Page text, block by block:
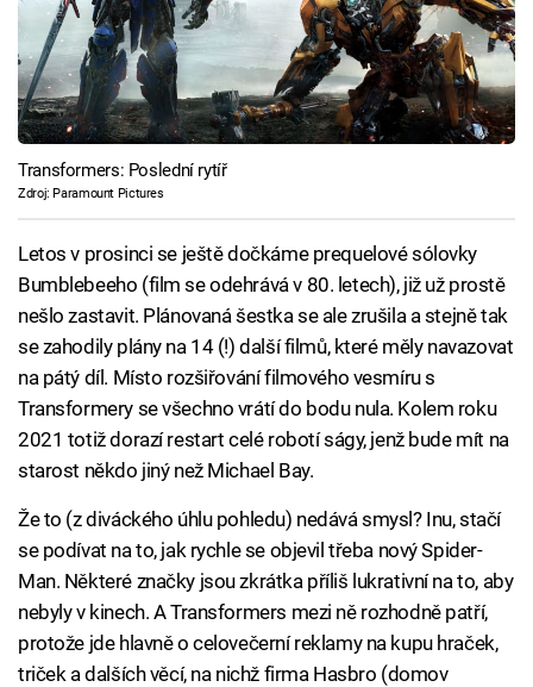
Transformers: Poslední rytíř
Zdroj: Paramount Pictures
Letos v prosinci se ještě dočkáme prequelové sólovky
Bumblebeeho (film se odehrává v 80. letech), již už prostě
nešlo zastavit. Plánovaná šestka se ale zrušila a stejně tak
se zahodily plány na 14 (!) další filmů, které měly navazovat
na pátý díl. Místo rozšiřování filmového vesmíru s
Transformery se všechno vrátí do bodu nula. Kolem roku
2021 totiž dorazí restart celé robotí ságy, jenž bude mít na
starost někdo jiný než Michael Bay.
Že to (z diváckého úhlu pohledu) nedává smysl? Inu, stačí
se podívat na to, jak rychle se objevil třeba nový Spider-
Man. Některé značky jsou zkrátka příliš lukrativní na to, aby
nebyly v kinech. A Transformers mezi ně rozhodně patří,
protože jde hlavně o celovečerní reklamy na kupu hraček,
triček a dalších věcí, na nichž firma Hasbro (domov